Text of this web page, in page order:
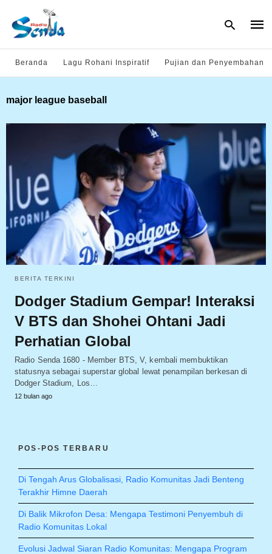
hit
Beranda Lagu Rohani Inspiratif Pujian dan Penyembahan
major league baseball
BERITA TERKINI
Dodger Stadium Gempar! Interaksi
V BTS dan Shohei Ohtani Jadi
Perhatian Global
Radio Senda 1680 - Member BTS, V, kembali membuktikan
statusnya sebagai superstar global lewat penampilan berkesan di
Dodger Stadium, Los…
12 bulan ago
POS-POS TERBARU
Di Tengah Arus Globalisasi, Radio Komunitas Jadi Benteng
Terakhir Himne Daerah
Di Balik Mikrofon Desa: Mengapa Testimoni Penyembuh di
Radio Komunitas Lokal
Evolusi Jadwal Siaran Radio Komunitas: Mengapa Program